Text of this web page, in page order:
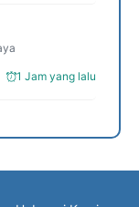
1 Jam yang lalu